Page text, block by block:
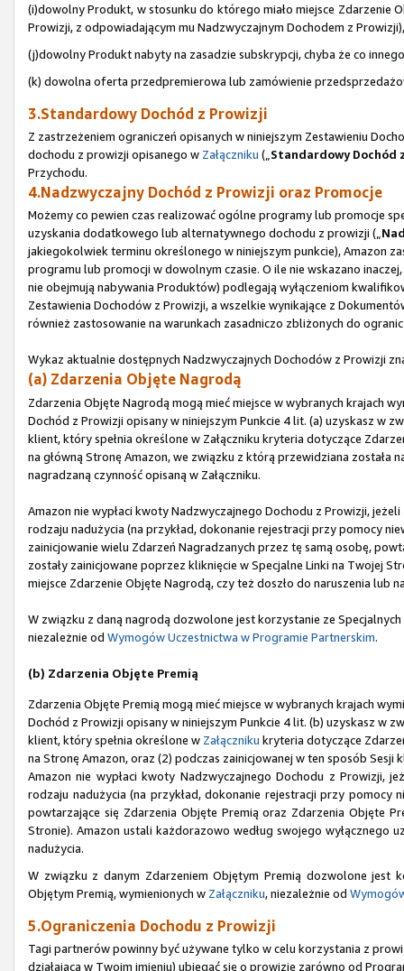
(i)dowolny Produkt, w stosunku do którego miało miejsce Zdarzenie
Prowizji, z odpowiadającym mu Nadzwyczajnym Dochodem z Prowizji),
(j)dowolny Produkt nabyty na zasadzie subskrypcji, chyba że co
(k) dowolna oferta przedpremierowa lub zamówienie
3.Standardowy Dochód z Prowizji
Z zastrzeżeniem ograniczeń opisanych w niniejszym Zestawieniu
dochodu z prowizji opisanego w Załączniku („ Standardowy Dochód
Przychodu.
4.Nadzwyczajny Dochód z Prowizji oraz Promocje
Możemy co pewien czas realizować ogólne programy lub promocje
uzyskania dodatkowego lub alternatywnego dochodu z prowizji („
jakiegokolwiek terminu określonego w niniejszym punkcie), Amazon
programu lub promocji w dowolnym czasie. O ile nie wskazano
nie obejmują nabywania Produktów) podlegają wyłączeniom
Zestawienia Dochodów z Prowizji, a wszelkie wynikające z
również zastosowanie na warunkach zasadniczo zbliżonych do
Wykaz aktualnie dostępnych Nadzwyczajnych Dochodów z Prowizji
(a) Zdarzenia Objęte Nagrodą
Zdarzenia Objęte Nagrodą mogą mieć miejsce w wybranych krajach
Dochód z Prowizji opisany w niniejszym Punkcie 4 lit. (a) uzyskasz w
klient, który spełnia określone w Załączniku kryteria dotyczące
na główną Stronę Amazon, we związku z którą przewidziana
nagradzaną czynność opisaną w Załączniku.
Amazon nie wypłaci kwoty Nadzwyczajnego Dochodu z Prowizji,
rodzaju nadużycia (na przykład, dokonanie rejestracji przy pomocy
zainicjowanie wielu Zdarzeń Nagradzanych przez tę samą osobę,
zostały zainicjowane poprzez kliknięcie w Specjalne Linki na Twojej
miejsce Zdarzenie Objęte Nagrodą, czy też doszło do naruszenia lub
W związku z daną nagrodą dozwolone jest korzystanie ze
niezależnie od Wymogów Uczestnictwa w Programie Partnerskim.
(b) Zdarzenia Objęte Premią
Zdarzenia Objęte Premią mogą mieć miejsce w wybranych krajach
Dochód z Prowizji opisany w niniejszym Punkcie 4 lit. (b) uzyskasz w
klient, który spełnia określone w Załączniku kryteria dotyczące
na Stronę Amazon, oraz (2) podczas zainicjowanej w ten sposób
Amazon nie wypłaci kwoty Nadzwyczajnego Dochodu z Prowizji,
rodzaju nadużycia (na przykład, dokonanie rejestracji przy
powtarzające się Zdarzenia Objęte Premią oraz Zdarzenia Objęte
Stronie). Amazon ustali każdorazowo według swojego wyłącznego
nadużycia.
W związku z danym Zdarzeniem Objętym Premią dozwolone jest
Objętym Premią, wymienionych w Załączniku, niezależnie od
5.Ograniczenia Dochodu z Prowizji
Tagi partnerów powinny być używane tylko w celu korzystania z
działająca w Twoim imieniu) ubiegać się o prowizje zarówno od